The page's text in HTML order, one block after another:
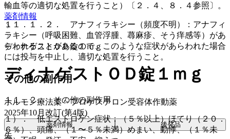
輸血等の適切な処置を行うこと）〔２．４、８．４参照〕。
１１．１．２． アナフィラキシー（頻度不明）：アナフィ
ラキシー（呼吸困難、血管浮腫、蕁麻疹、そう痒感等）があ
らわれることがあるので、このような症状があらわれた場合
には投与を中止し、適切な処置を行うこと。
その他の副作用
１１．２． その他の副作用
１）． 低エストロゲン症状：（５％以上）ほてり（２０．
６％）、頭痛、（１〜５％未満）めまい、動悸、（１％未
薬剤情報
ディナゲストＯＤ錠１ｍｇ
ディナゲストＯＤ錠１ｍｇ
ホルモン療法薬 > プロゲステロン受容体作動薬
2025年10月改訂(第4版)
薬剤情報 後発品
先